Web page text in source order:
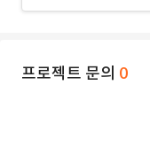
프로젝트 문의 0